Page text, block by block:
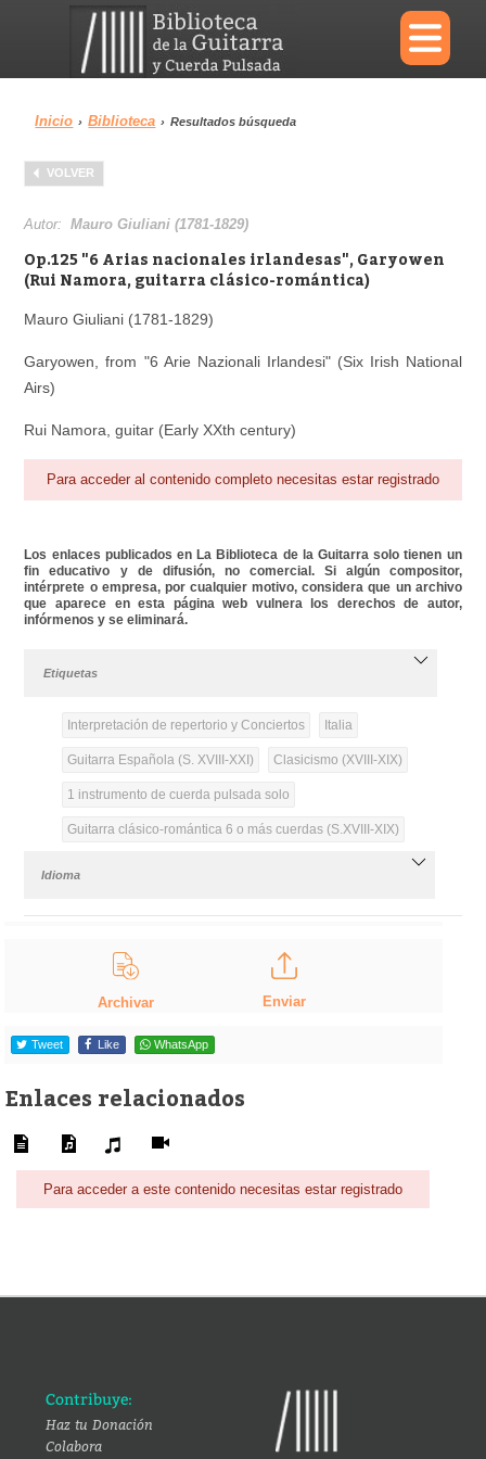
×
Menu
Biblioteca
Área personal
Inicio › Biblioteca › Resultados búsqueda
VOLVER
Autor:Mauro Giuliani (1781-1829)
Op.125 "6 Arias nacionales irlandesas", Garyowen
(Rui Namora, guitarra clásico-romántica)
Mauro Giuliani (1781-1829)
Garyowen, from "6 Arie Nazionali Irlandesi" (Six Irish National
Airs)
Rui Namora, guitar (Early XXth century)
Para acceder al contenido completo necesitas estar registrado
Los enlaces publicados en La Biblioteca de la Guitarra solo tienen un
fin educativo y de difusión, no comercial. Si algún compositor,
intérprete o empresa, por cualquier motivo, considera que un archivo
que aparece en esta página web vulnera los derechos de autor,
infórmenos y se eliminará.
Etiquetas
Interpretación de repertorio y Conciertos Italia
Guitarra Española (S. XVIII-XXI) Clasicismo (XVIII-XIX)
1 instrumento de cuerda pulsada solo
Guitarra clásico-romántica 6 o más cuerdas (S.XVIII-XIX)
Idioma
Archivar Enviar
Tweet Like WhatsApp
Enlaces relacionados
Para acceder a este contenido necesitas estar registrado
Contribuye:
Haz tu Donación
Colabora